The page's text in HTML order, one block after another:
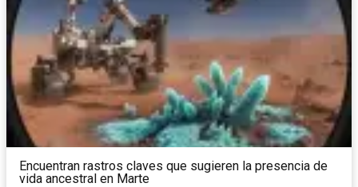
Encuentran rastros claves que sugieren la presencia de
vida ancestral en Marte